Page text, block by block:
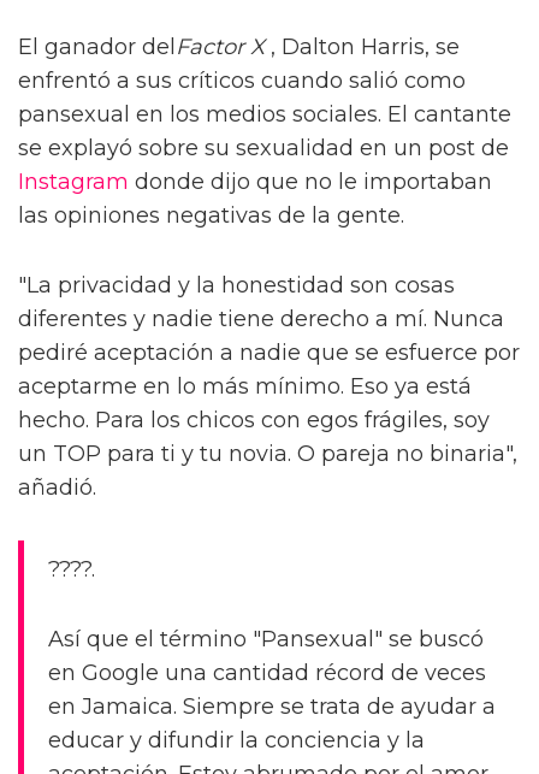
El ganador del Factor X, Dalton Harris, se
enfrentó a sus críticos cuando salió como
pansexual en los medios sociales. El cantante
se explayó sobre su sexualidad en un post de
Instagram donde dijo que no le importaban
las opiniones negativas de la gente.
"La privacidad y la honestidad son cosas
diferentes y nadie tiene derecho a mí. Nunca
pediré aceptación a nadie que se esfuerce por
aceptarme en lo más mínimo. Eso ya está
hecho. Para los chicos con egos frágiles, soy
un TOP para ti y tu novia. O pareja no binaria",
añadió.
????.
Así que el término "Pansexual" se buscó
en Google una cantidad récord de veces
en Jamaica. Siempre se trata de ayudar a
educar y difundir la conciencia y la